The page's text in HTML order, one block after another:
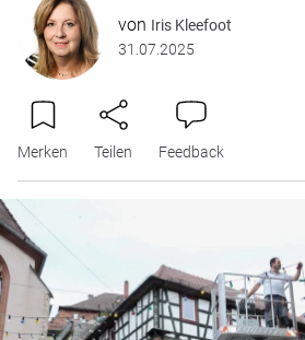
von Iris Kleefoot
31.07.2025
Merken Teilen Feedback